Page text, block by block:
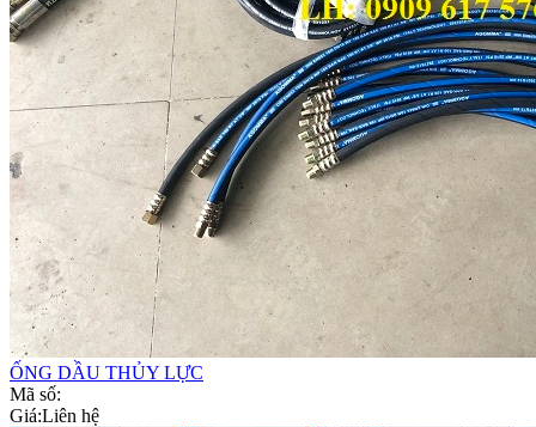
ỐNG DẦU THỦY LỰC
Mã số:
Giá:Liên hệ